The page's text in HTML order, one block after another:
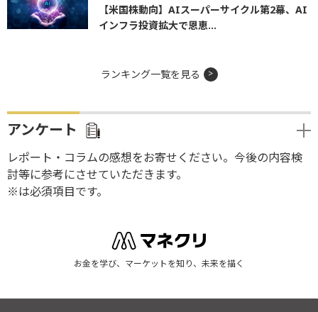
【米国株動向】AIスーパーサイクル第2幕、AI
インフラ投資拡大で恩恵...
ランキング一覧を見る
アンケート
レポート・コラムの感想をお寄せください。今後の内容検
討等に参考にさせていただきます。
※は必須項目です。
お金を学び、マーケットを知り、未来を描く